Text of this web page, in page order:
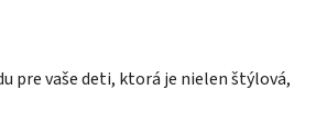
pre vaše deti, ktorá je nielen štýlová,